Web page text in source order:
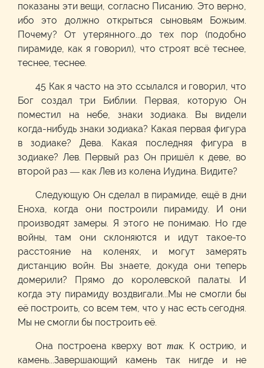
показаны эти вещи, согласно Писанию. Это верно,
ибо это должно открыться сыновьям Божьим.
Почему? От утерянного...до тех пор (подобно
пирамиде, как я говорил), что строят всё теснее,
теснее, теснее.
45 Как я часто на это ссылался и говорил, что
Бог создал три Библии. Первая, которую Он
поместил на небе, знаки зодиака. Вы видели
когда-нибудь знаки зодиака? Какая первая фигура
в зодиаке? Дева. Какая последняя фигура в
зодиаке? Лев. Первый раз Он пришёл к деве, во
второй раз — как Лев из колена Иудина. Видите?
Следующую Он сделал в пирамиде, ещё в дни
Еноха, когда они построили пирамиду. И они
производят замеры. Я этого не понимаю. Но где
войны, там они склоняются и идут такое-то
расстояние на коленях, и могут замерять
дистанцию войн. Вы знаете, докуда они теперь
домерили? Прямо до королевской палаты. И
когда эту пирамиду воздвигали...Мы не смогли бы
её построить, со всем тем, что у нас есть сегодня.
Мы не смогли бы построить её.
Она построена кверху вот так. К острию, и
камень...Завершающий камень так нигде и не